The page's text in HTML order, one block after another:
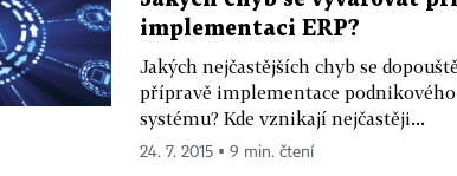
implementaci ERP?
Jakých nejčastějších chyb se
přípravě implementace
systému? Kde vznikají nejčastěji...
24. 7. 2015 ▪ 9 min. čtení